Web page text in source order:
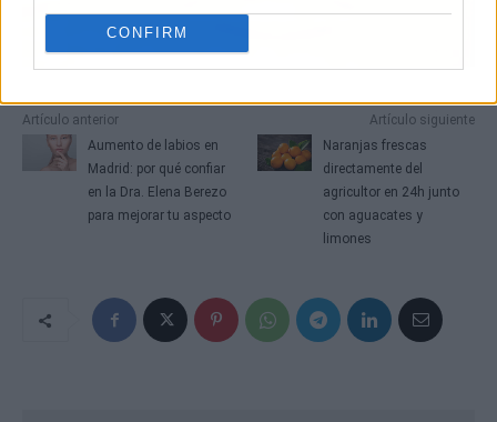
CONFIRM
Artículo anterior
Aumento de labios en
Madrid: por qué confiar
en la Dra. Elena Berezo
para mejorar tu aspecto
Artículo siguiente
Naranjas frescas
directamente del
agricultor en 24h junto
con aguacates y
limones